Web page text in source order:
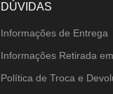
DÚVIDAS
Informações de Entrega
Informações Retirada
Política de Troca e